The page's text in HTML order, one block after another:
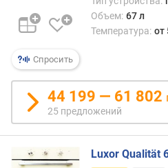
о
ж
н
о
ъ
Спросить
Объем: 67 л
Температура: от
44 199 — 61 802
25 предложений
Luxor Qualität